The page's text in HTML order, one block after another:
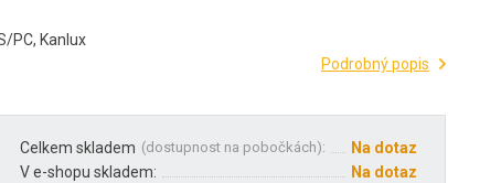
PC, Kanlux
Podrobný popis
Celkem skladem (dostupnost na pobočkách):
Na dotaz
V e-shopu skladem:
Na dotaz